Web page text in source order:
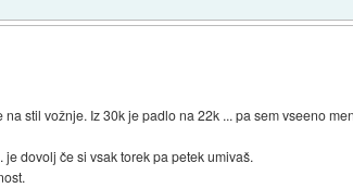
stil vožnje. Iz 30k je padlo na 22k ... pa sem vseeno
dovolj če si vsak torek pa petek umivaš.